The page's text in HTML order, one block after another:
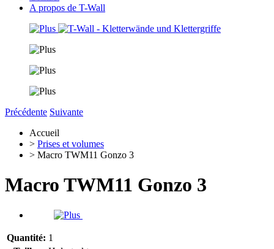
A propos de T-Wall
Précédente Suivante
Accueil
> Prises et volumes
> Macro TWM11 Gonzo 3
Macro TWM11 Gonzo 3
Quantité: 1